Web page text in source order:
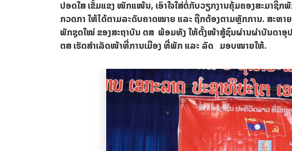
ປອດໃສ ເຂັ້ມແຂງ ໜັກແໜ້ນ, ​ເອົາ​ໃຈ​ໃສ່​ຕໍ່​ກັບ​ວຽກ​ງານ​ຄຸ້ມ​ຄອງ​ສະມາຊິ
ກວດກາ ​ໃຫ້​ໄດ້​ຕາມ​ລະດັບ​ຄາດ​ໝາຍ ​ແລະ ຖືກຕ້ອງ​ຕາມ​ຫຼັກການ. ສະຫາ
ພັກຊຸດໃໝ່ ຂອງສະຖາບັນ ຕສ ພ້ອມທັງ ໃຫ້ຕັ້ງໜ້າສູ້ຊົນຜ່ານຜ່າບັນດາອຸປ
ຕສ ເຮັດສຳເລັດໜ້າທີ່ການເມືອງ ທີ່ພັກ ແລະ ລັດ ມອບໝາຍໃຫ້.